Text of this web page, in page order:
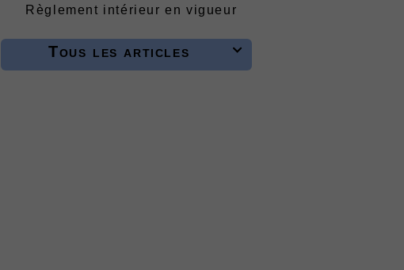
Règlement intérieur en vigueur

Tous les articles